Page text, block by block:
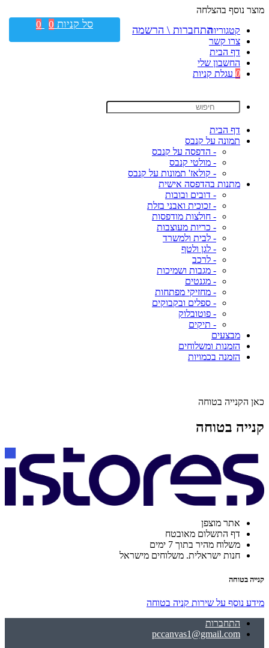
מוצר נוסף בהצלחה
קטגוריות
צרו קשר
דף הבית
החשבון שלי
0 עגלת קניות
דף הבית
תמונה על קנבס
- הדפסה על קנבס
- מולטי קנבס
- קולאז' תמונות על קנבס
מתנות בהדפסה אישית
- דובים ובובות
- זכוכית ואבני בזלת
- חולצות מודפסות
- כריות מעוצבות
- לבית ולמשרד
- לגן ולטף
- לרכב
- מגבות ושמיכות
- מגנטים
- מחזיקי מפתחות
- ספלים ובקבוקים
- פוטובלוק
- תיקים
מבצעים
הזמנות ומשלוחים
הזמנה בכמויות
כאן הקנייה בטוחה
קנייה בטוחה
אתר מוצפן
דף התשלום מאובטח
משלוח מהיר בתוך 7 ימים
חנות ישראלית. משלוחים מישראל
קנייה בטוחה
מידע נוסף על שירות קניה בטוחה
התחברות
pccanvas1@gmail.com
התחברות \ הרשמה סל קניות 0
0